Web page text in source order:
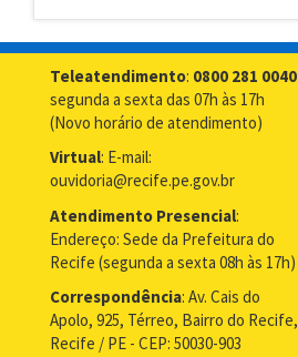
Teleatendimento: 0800 281 0040
segunda a sexta das 07h às 17h
(Novo horário de atendimento)
Virtual: E-mail:
ouvidoria@recife.pe.gov.br
Atendimento Presencial:
Endereço: Sede da Prefeitura do
Recife (segunda a sexta 08h às 17h)
Correspondência: Av. Cais do
Apolo, 925, Térreo, Bairro do Recife,
Recife / PE - CEP: 50030-903